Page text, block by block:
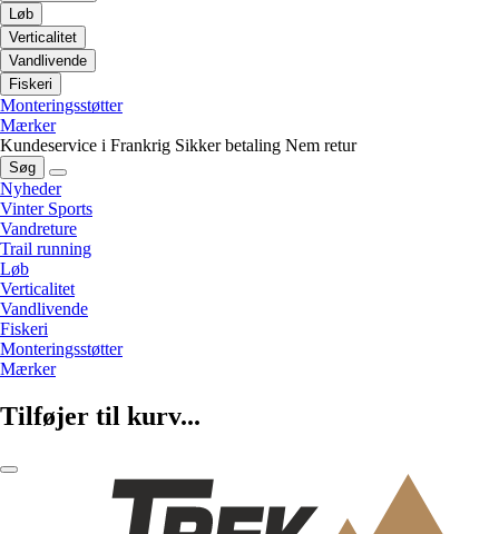
Løb
Verticalitet
Vandlivende
Fiskeri
Monteringsstøtter
Mærker
Kundeservice i Frankrig Sikker betaling Nem retur
Søg
Nyheder
Vinter Sports
Vandreture
Trail running
Løb
Verticalitet
Vandlivende
Fiskeri
Monteringsstøtter
Mærker
Tilføjer til kurv...